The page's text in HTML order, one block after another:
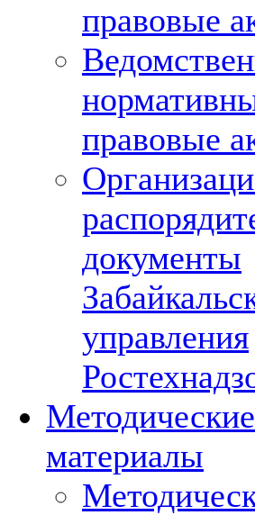
правовые
правовые
документы
управления
Методические
материалы